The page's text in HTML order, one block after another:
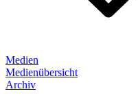
Medien
Medienübersicht
Archiv